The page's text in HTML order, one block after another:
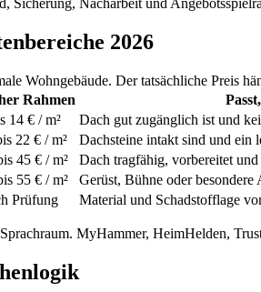
Sicherung, Nacharbeit und
2026
Wohngebäude. Der tatsächliche Preis
Rahmen
14 € / m² Dach gut zugänglich ist und
22 € / m² Dachsteine intakt sind und ein
45 € / m² Dach tragfähig, vorbereitet
55 € / m² Gerüst, Bühne oder
Prüfung Material und Schadstofflage
MyHammer, HeimHelden,